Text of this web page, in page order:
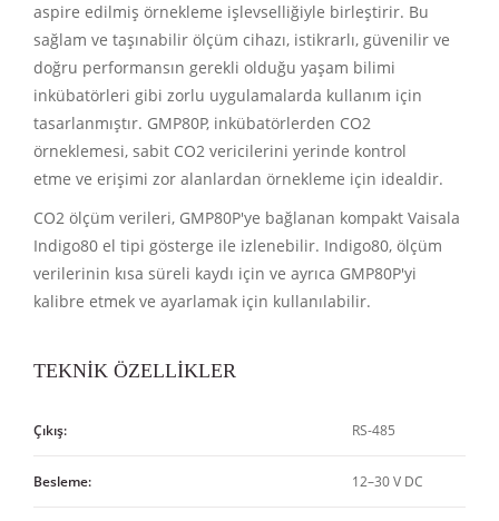
aspire edilmiş örnekleme işlevselliğiyle birleştirir. Bu
sağlam ve taşınabilir ölçüm cihazı, istikrarlı, güvenilir ve
doğru performansın gerekli olduğu yaşam bilimi
inkübatörleri gibi zorlu uygulamalarda kullanım için
tasarlanmıştır. GMP80P, inkübatörlerden CO2
örneklemesi, sabit CO2 vericilerini yerinde kontrol
etme ve erişimi zor alanlardan örnekleme için idealdir.
CO2 ölçüm verileri, GMP80P'ye bağlanan kompakt Vaisala
Indigo80 el tipi gösterge ile izlenebilir. Indigo80, ölçüm
verilerinin kısa süreli kaydı için ve ayrıca GMP80P'yi
kalibre etmek ve ayarlamak için kullanılabilir.
TEKNİK ÖZELLİKLER
Çıkış: RS-485
Besleme: 12–30 V DC